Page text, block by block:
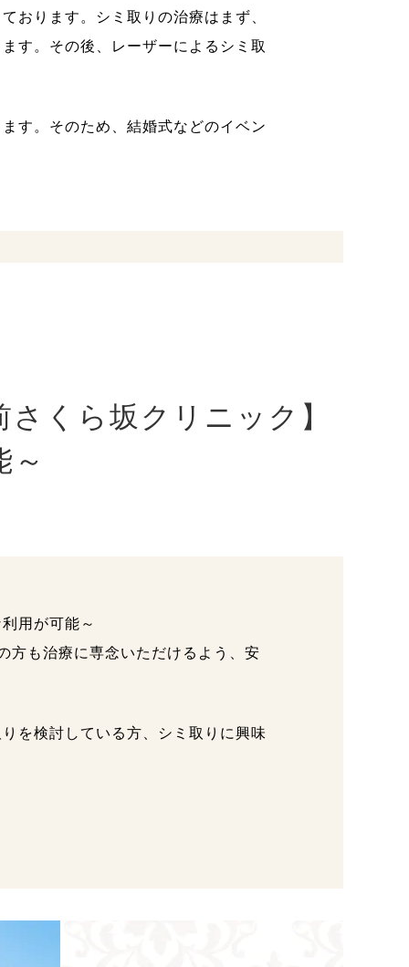
おります。シミ取りの治療はまず、
す。その後、レーザーによるシミ取
す。そのため、結婚式などのイベン
くら坂クリニック】
～
用が可能～
方も治療に専念いただけるよう、安
を検討している方、シミ取りに興味